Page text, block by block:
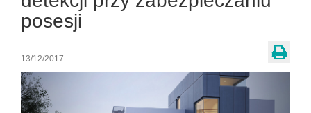
posesji
13/12/2017